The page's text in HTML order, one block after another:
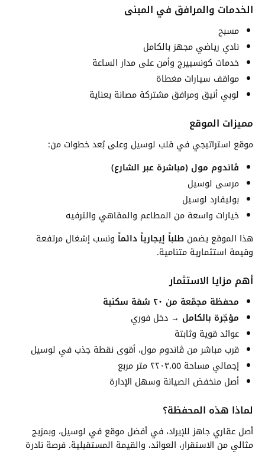
الخدمات والمرافق في المبنى
مسبح
نادي رياضي مجهز بالكامل
خدمات كونسييرج وأمن على مدار الساعة
مواقف سيارات مغطاة
لوبي أنيق ومرافق مشتركة مصانة بعناية
مميزات الموقع
موقع استراتيجي في قلب لوسيل وعلى بُعد خطوات من:
ڤاندوم مول (مباشرة عبر الشارع)
مرسى لوسيل
بوليفارد لوسيل
خيارات واسعة من المطاعم والمقاهي والترفيه
هذا الموقع يضمن طلباً إيجارياً دائماً ونسب إشغال مرتفعة
وقيمة استثمارية متنامية.
أهم مزايا الاستثمار
محفظة مجمّعة من ٢٠ شقة سكنية
مؤجّرة بالكامل → دخل فوري
عوائد قوية وثابتة
قرب مباشر من ڤاندوم مول، أقوى نقطة جذب في لوسيل
إجمالي مساحة ٢٢٠٣.٥٥ متر مربع
أصل منخفض الصيانة وسهل الإدارة
لماذا هذه المحفظة؟
أصل عقاري جاهز للإيراد، في أفضل موقع في لوسيل، وبمزيج
مثالي من الاستقرار، العوائد، والقيمة المستقبلية. فرصة نادرة